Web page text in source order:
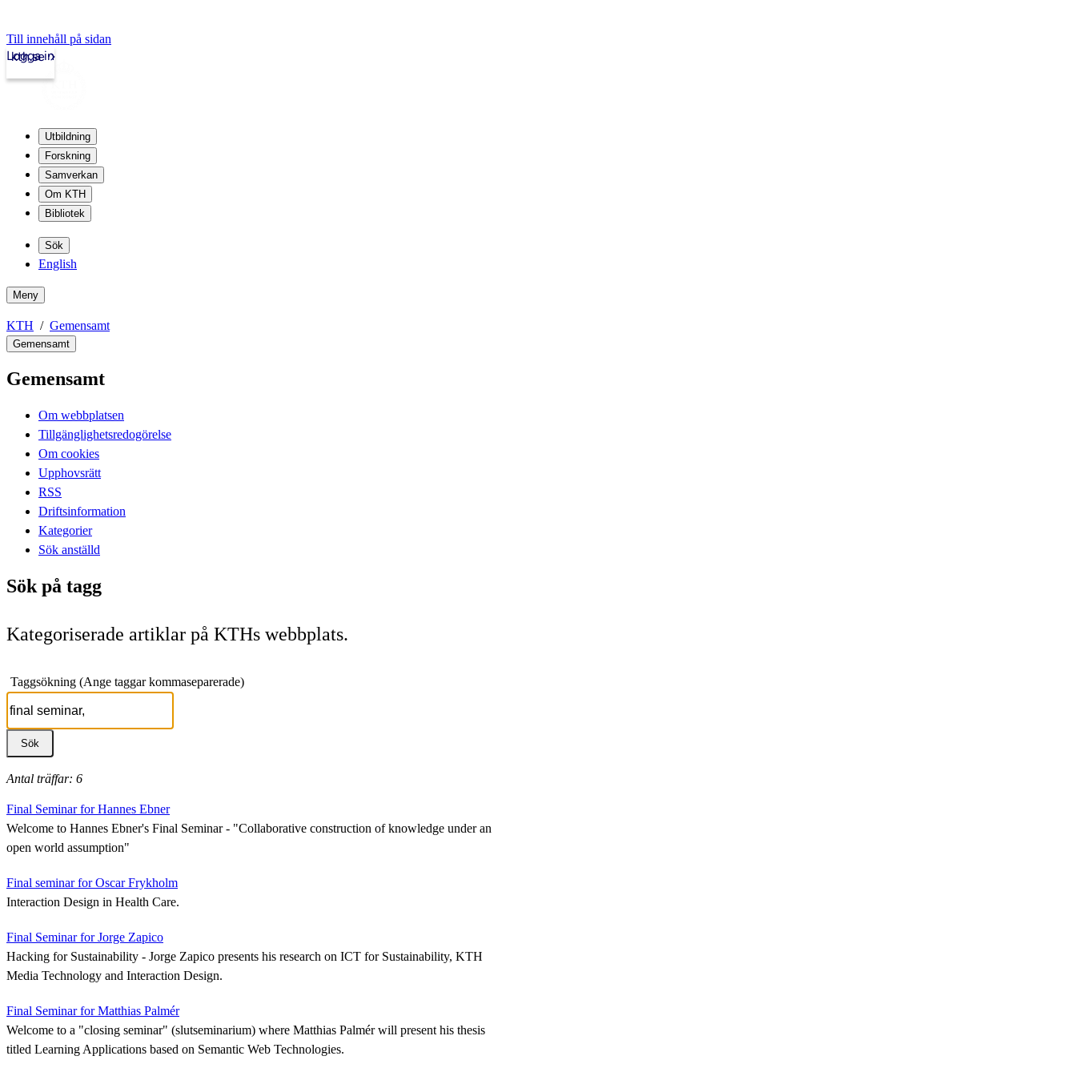
Till innehåll på sidan
kth.se
Logga in
Utbildning
Forskning
Samverkan
Om KTH
Bibliotek
Sök
English
Meny
KTH Gemensamt
Gemensamt
Gemensamt
Om webbplatsen
Tillgänglighetsredogörelse
Om cookies
Upphovsrätt
RSS
Driftsinformation
Kategorier
Sök anställd
Sök på tagg
Kategoriserade artiklar på KTHs webbplats.
Taggsökning (Ange taggar kommaseparerade)
Antal träffar: 6
Final Seminar for Hannes Ebner
Welcome to Hannes Ebner's Final Seminar - "Collaborative construction of knowledge under an
open world assumption"
Final seminar for Oscar Frykholm
Interaction Design in Health Care.
Final Seminar for Jorge Zapico
Hacking for Sustainability - Jorge Zapico presents his research on ICT for Sustainability, KTH
Media Technology and Interaction Design.
Final Seminar for Matthias Palmér
Welcome to a "closing seminar" (slutseminarium) where Matthias Palmér will present his thesis
titled Learning Applications based on Semantic Web Technologies.